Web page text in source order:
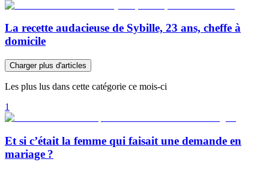
La recette audacieuse de Sybille, 23 ans, cheffe à
domicile
Charger plus d'articles
Les plus lus dans cette catégorie ce mois-ci
1
Et si c’était la femme qui faisait une demande en
mariage ?